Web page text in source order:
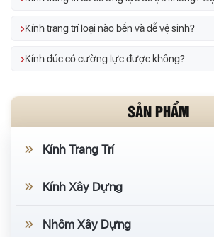
Kính trang trí loại nào bền và dễ vệ sinh?
Kính đúc có cường lực được không?
SẢN PHẨM
Kính Trang Trí
Kính Xây Dựng
Nhôm Xây Dựng